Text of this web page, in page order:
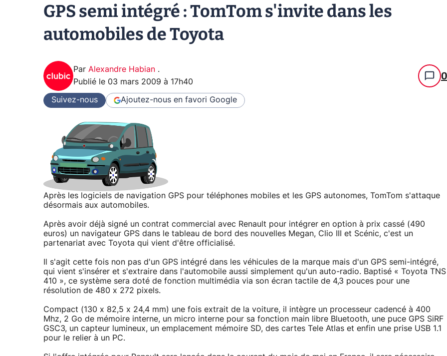
GPS semi intégré : TomTom s'invite dans les
automobiles de Toyota
Par Alexandre Habian .
Publié le 03 mars 2009 à 17h40 0
Suivez-nous Ajoutez-nous en favori Google
Après les logiciels de navigation GPS pour téléphones mobiles et les GPS autonomes, TomTom s'attaque
désormais aux automobiles.
Après avoir déjà signé un contrat commercial avec Renault pour intégrer en option à prix cassé (490
euros) un navigateur GPS dans le tableau de bord des nouvelles Megan, Clio III et Scénic, c'est un
partenariat avec Toyota qui vient d'être officialisé.
Il s'agit cette fois non pas d'un GPS intégré dans les véhicules de la marque mais d'un GPS semi-intégré,
qui vient s'insérer et s'extraire dans l'automobile aussi simplement qu'un auto-radio. Baptisé « Toyota TNS
410 », ce système sera doté de fonction multimédia via son écran tactile de 4,3 pouces pour une
résolution de 480 x 272 pixels.
Compact (130 x 82,5 x 24,4 mm) une fois extrait de la voiture, il intègre un processeur cadencé à 400
Mhz, 2 Go de mémoire interne, un micro interne pour sa fonction main libre Bluetooth, une puce GPS SiRF
GSC3, un capteur lumineux, un emplacement mémoire SD, des cartes Tele Atlas et enfin une prise USB 1.1
pour le relier à un PC.